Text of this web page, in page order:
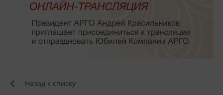
Назад к списку